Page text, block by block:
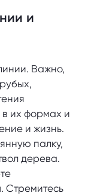
и
Важно,
их формах и
и жизнь.
палку,
дерева.
Стремитесь